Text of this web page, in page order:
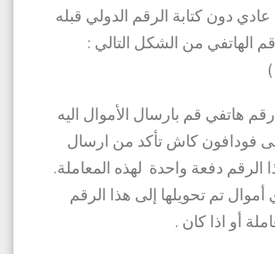
دون كتابة الرقم الدولي قبله
الهاتفي من الشكل التالي :
هاتفي قم بارسال الأموال اليه
فودافون كاش تأكد من ارسال
الرقم دفعة واحدة لهذه المعاملة.
تم تحويلها إلى هذا الرقم
أو اذا كان .